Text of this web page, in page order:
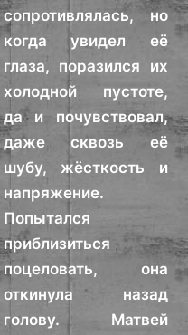
сопротивлялась, но
когда увидел её
глаза, поразился их
холодной пустоте,
да и почувствовал,
даже сквозь её
шубу, жёсткость и
напряжение.
Попытался
приблизиться
поцеловать, она
откинула назад
голову. Матвей